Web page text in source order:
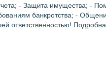
- Защита имущества; -
банкротства; -
ответственностью!